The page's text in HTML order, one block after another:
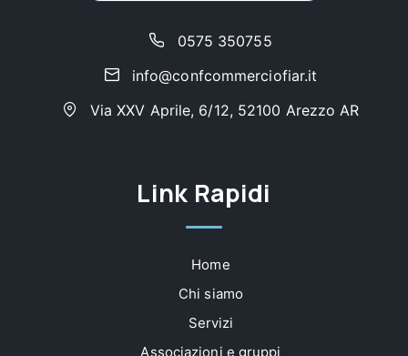
0575 350755
info@confcommerciofiar.it
Via XXV Aprile, 6/12, 52100 Arezzo AR
Link Rapidi
Home
Chi siamo
Servizi
Associazioni e gruppi